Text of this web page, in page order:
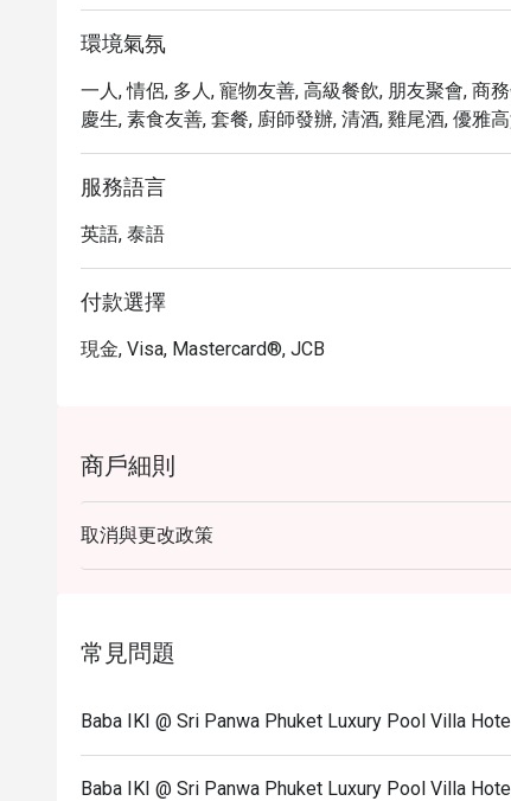
環境氣氛
一人, 情侶, 多人, 寵物友善, 高級餐飲, 朋友聚會, 商
慶生, 素食友善, 套餐, 廚師發辦, 清酒, 雞尾酒, 優雅
服務語言
英語, 泰語
付款選擇
現金, Visa, Mastercard®, JCB
商戶細則
取消與更改政策
常見問題
Baba IKI @ Sri Panwa Phuket Luxury Pool Villa
Baba IKI @ Sri Panwa Phuket Luxury Pool Villa